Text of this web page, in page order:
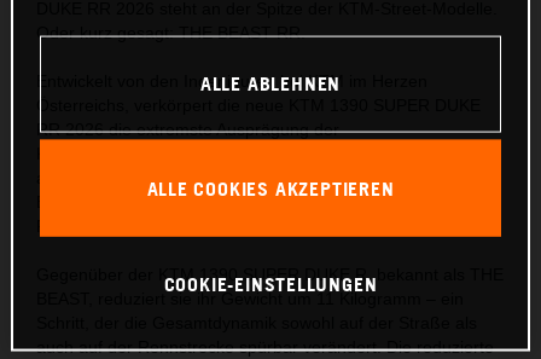
Oder kurz gesagt: THE BEAST RR.
Entwickelt von den Ingenieuren bei KTM im Herzen
RR 2026 die extremste Ausprägung der
Existenz auf eine einfache Formel reduzieren: Pure
Gegenüber der KTM 1390 SUPER DUKE R, bekannt als THE
auch auf der Rennstrecke spürbar verändert. Die reduzierte
ALLE ABLEHNEN
ALLE COOKIES AKZEPTIEREN
COOKIE-EINSTELLUNGEN